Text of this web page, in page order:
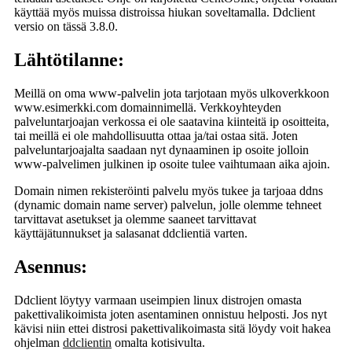
käyttää myös muissa distroissa hiukan soveltamalla. Ddclient
versio on tässä 3.8.0.
Lähtötilanne:
Meillä on oma www-palvelin jota tarjotaan myös ulkoverkkoon
www.esimerkki.com domainnimellä. Verkkoyhteyden
palveluntarjoajan verkossa ei ole saatavina kiinteitä ip osoitteita,
tai meillä ei ole mahdollisuutta ottaa ja/tai ostaa sitä. Joten
palveluntarjoajalta saadaan nyt dynaaminen ip osoite jolloin
www-palvelimen julkinen ip osoite tulee vaihtumaan aika ajoin.
Domain nimen rekisteröinti palvelu myös tukee ja tarjoaa ddns
(dynamic domain name server) palvelun, jolle olemme tehneet
tarvittavat asetukset ja olemme saaneet tarvittavat
käyttäjätunnukset ja salasanat ddclientiä varten.
Asennus:
Ddclient löytyy varmaan useimpien linux distrojen omasta
pakettivalikoimista joten asentaminen onnistuu helposti. Jos nyt
kävisi niin ettei distrosi pakettivalikoimasta sitä löydy voit hakea
ohjelman ddclientin omalta kotisivulta.